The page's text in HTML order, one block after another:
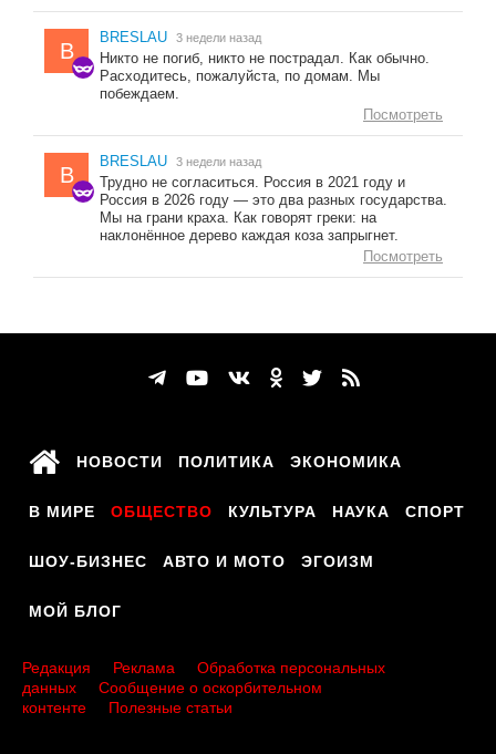
B
BRESLAU 3 недели назад
Никто не погиб, никто не пострадал. Как обычно.
Расходитесь, пожалуйста, по домам. Мы
побеждаем.
Посмотреть
B
BRESLAU 3 недели назад
Трудно не согласиться. Россия в 2021 году и
Россия в 2026 году — это два разных государства.
Мы на грани краха. Как говорят греки: на
наклонённое дерево каждая коза запрыгнет.
Посмотреть
НОВОСТИ ПОЛИТИКА ЭКОНОМИКА
В МИРЕ ОБЩЕСТВО КУЛЬТУРА НАУКА СПОРТ
ШОУ-БИЗНЕС АВТО И МОТО ЭГОИЗМ
МОЙ БЛОГ
Редакция Реклама
Обработка персональных
данных
Сообщение о оскорбительном
контенте
Полезные статьи